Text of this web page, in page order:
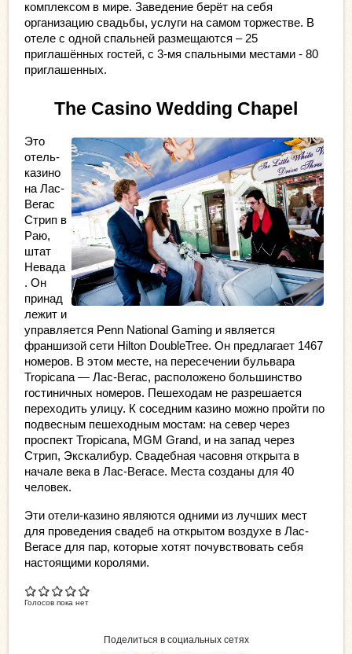
комплексом в мире. Заведение берёт на себя
организацию свадьбы, услуги на самом торжестве. В
отеле с одной спальней размещаются – 25
приглашённых гостей, с 3-мя спальными местами - 80
приглашенных.
The Casino Wedding Chapel
Это
отель-
казино
на Лас-
Вегас
Стрип в
Раю,
штат
Невада
. Он
принад
лежит и
управляется Penn National Gaming и является
франшизой сети Hilton DoubleTree. Он предлагает 1467
номеров. В этом месте, на пересечении бульвара
Tropicana — Лас-Вегас, расположено большинство
гостиничных номеров. Пешеходам не разрешается
переходить улицу. К соседним казино можно пройти по
подвесным пешеходным мостам: на север через
проспект Tropicana, MGM Grand, и на запад через
Стрип, Экскалибур. Свадебная часовня открыта в
начале века в Лас-Вегасе. Места созданы для 40
человек.
Эти отели-казино являются одними из лучших мест
для проведения свадеб на открытом воздухе в Лас-
Вегасе для пар, которые хотят почувствовать себя
настоящими королями.
Голосов пока нет
Поделиться в социальных сетях